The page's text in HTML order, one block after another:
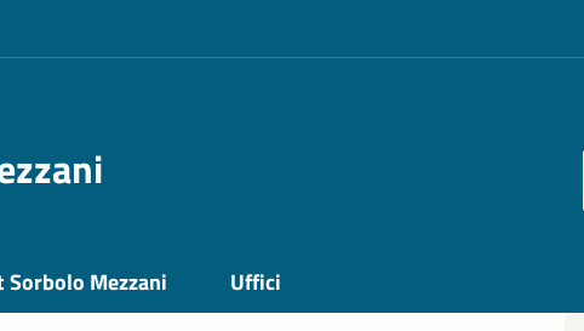
Mezzani Uffici
naturali